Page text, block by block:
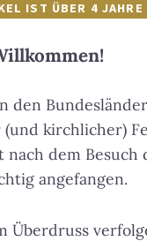
IST ÜBER 4 JAHRE
den
(und kirchlicher)
nach dem Besuch
angefangen.
Überdruss